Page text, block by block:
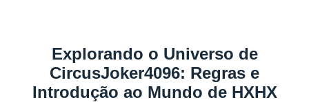
Explorando o Universo de
CircusJoker4096: Regras e
Introdução ao Mundo de HXHX